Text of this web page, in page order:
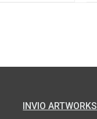
INVIO ARTWORKS